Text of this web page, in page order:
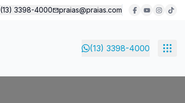
(13) 3398-4000 praias@praias.com
(13) 3398-4000